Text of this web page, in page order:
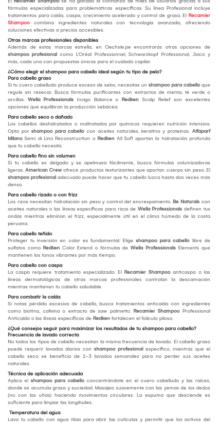
fórmulas especializadas para problemáticas específicas. Su línea Profesional incluye
tratamientos para caída, caspa, crecimiento acelerado y control de grasa. El Recamier
Shampoo combina ingredientes naturales con tecnología avanzada, ofreciendo
soluciones efectivas a precios accesibles.
Otras marcas profesionales disponibles
Además de estas marcas estrella, en Oechsle.pe encontrarás otras opciones de
shampoo profesional como L'Oréal Professionnel, Schwarzkopf Professional, Joico y
más, cada una con propuestas únicas para el cuidado capilar.
¿Cómo elegir el shampoo para cabello ideal según tu tipo de pelo?
Para cabello graso
Si tu cuero cabelludo produce exceso de sebo, necesitas un shampoo para cabello que
regule sin resecar. Busca fórmulas purificantes con extractos de menta, té verde o
arcillas. Wella Professionals Invigo Balance o Redken Scalp Relief son excelentes
opciones que equilibran la producción sebácea.
Para cabello seco o dañado
Los cabellos deshidratados o maltratados por químicos requieren nutrición intensiva.
Opta por shampoo para cabello con aceites naturales, keratina y proteínas. Alfaparf
Milano Semi di Lino Reconstruction o Redken All Soft aportan la hidratación profunda
que tu cabello necesita.
Para cabello fino sin volumen
Si tu cabello es delgado y se apelmaza fácilmente, busca fórmulas volumizadoras
ligeras. American Crew ofrece productos texturizantes que aportan cuerpo sin peso. El
shampoo profesional adecuado puede hacer que tu cabello luzca hasta dos veces más
denso.
Para cabello rizado o con frizz
Los rizos necesitan hidratación sin peso y control del encrespamiento. Be Naturals con
aceites naturales o las líneas específicas para rizos de Wella Professionals definen tus
ondas mientras eliminan el frizz, especialmente útil en el clima húmedo de la costa
peruana.
Para cabello teñido
Proteger tu inversión en color es fundamental. Elige shampoo para cabello libre de
sulfatos como Redken Color Extend o fórmulas de Wella Professionals Elements que
mantienen los tonos vibrantes por más tiempo.
Para cabello con caspa
La caspa requiere tratamiento especializado. El Recamier Shampoo anticaspa o las
líneas dermatológicas de otras marcas profesionales controlan la descamación
mientras mantienen tu cabello saludable.
Para combatir la caída
Si notas pérdida excesiva de cabello, busca tratamientos anticaída con ingredientes
como biotina, cafeína o extracto de saw palmetto. Recamier Shampoo Professional
Anticaída o las líneas específicas de Redken fortalecen el folículo piloso.
¿Qué consejos seguir para maximizar los resultados de tu shampoo para cabello?
Frecuencia de lavado correcta
No todos los tipos de cabello necesitan la misma frecuencia de lavado. El cabello graso
puede requerir lavados diarios con shampoo profesional específico, mientras que el
cabello seco se beneficia de 2-3 lavados semanales para no perder sus aceites
naturales.
Técnica de aplicación adecuada
Aplica el shampoo para cabello concentrándote en el cuero cabelludo y las raíces,
donde se acumula grasa y suciedad. Masajea suavemente con las yemas de los dedos
(no con las uñas) haciendo movimientos circulares. La espuma que desciende es
suficiente para limpiar las longitudes.
Temperatura del agua
Lava tu cabello con agua tibia para abrir las cutículas y permitir que los activos del